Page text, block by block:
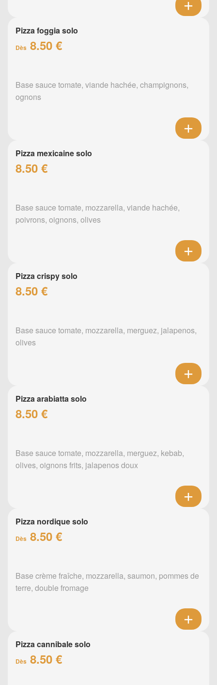
Pizza foggia solo
Dès 8.50 €
Base sauce tomate, viande hachée, champignons,
ognons
Pizza mexicaine solo
8.50 €
Base sauce tomate, mozzarella, viande hachée,
poivrons, oignons, olives
Pizza crispy solo
8.50 €
Base sauce tomate, mozzarella, merguez, jalapenos,
olives
Pizza arabiatta solo
8.50 €
Base sauce tomate, mozzarella, merguez, kebab,
olives, oignons frits, jalapenos doux
Pizza nordique solo
Dès 8.50 €
Base crème fraîche, mozzarella, saumon, pommes de
terre, double fromage
Pizza cannibale solo
Dès 8.50 €